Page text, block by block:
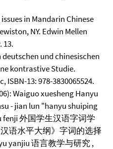
in Mandarin Chinese
NY. Edwin Mellen
13.
deutschen und chinesischen
kontrastive Studie.
ISBN-13: 978-3830065524.
Waiguo xuesheng Hanyu
- jian lun "hanyu shuiping
fenji 外国学生汉语字词学
语水平大纲》字词的选择
yanjiu 语言教学与研究 ,